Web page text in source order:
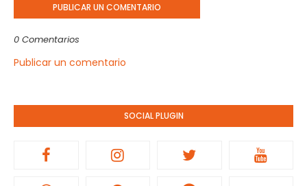
PUBLICAR UN COMENTARIO
0 Comentarios
Publicar un comentario
SOCIAL PLUGIN